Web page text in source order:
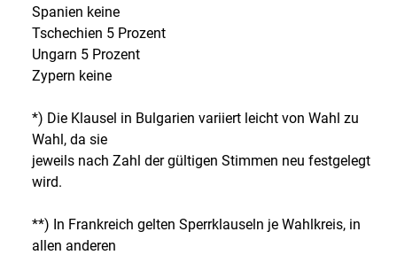
Spanien keine
Tschechien 5 Prozent
Ungarn 5 Prozent
Zypern keine
*) Die Klausel in Bulgarien variiert leicht von Wahl zu
Wahl, da sie
jeweils nach Zahl der gültigen Stimmen neu festgelegt
wird.
**) In Frankreich gelten Sperrklauseln je Wahlkreis, in
allen anderen